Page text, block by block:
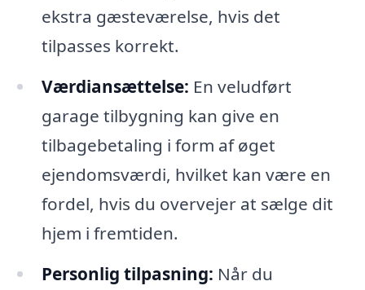
ekstra gæsteværelse, hvis det
tilpasses korrekt.
Værdiansættelse: En veludført
garage tilbygning kan give en
tilbagebetaling i form af øget
ejendomsværdi, hvilket kan være en
fordel, hvis du overvejer at sælge dit
hjem i fremtiden.
Personlig tilpasning: Når du